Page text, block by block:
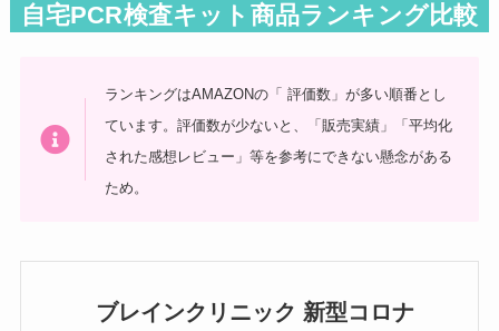
自宅PCR検査キット商品ランキング比較
ランキングはAMAZONの「 評価数」が多い順番とし
ています。評価数が少ないと、「販売実績」「平均化
された感想レビュー」等を参考にできない懸念がある
ため。
ブレインクリニック 新型コロナ